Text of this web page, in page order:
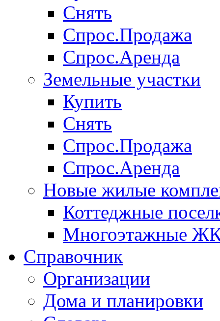
Снять
Спрос.Продажа
Спрос.Аренда
Земельные участки
Купить
Снять
Спрос.Продажа
Спрос.Аренда
Новые жилые
Коттеджные
Многоэтажные
Справочник
Организации
Дома и планировки